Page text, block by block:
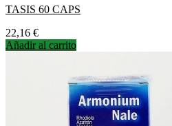
TASIS 60 CAPS
Precio
22,16 €
Añadir al carrito